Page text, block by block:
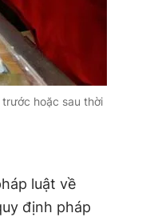
hoặc sau thời
luật về
định pháp